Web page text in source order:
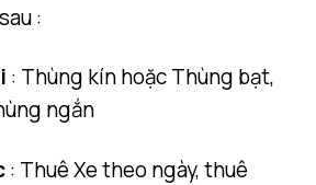
:
: Thùng kín hoặc Thùng bạt,
ngắn
: Thuê Xe theo ngày, thuê